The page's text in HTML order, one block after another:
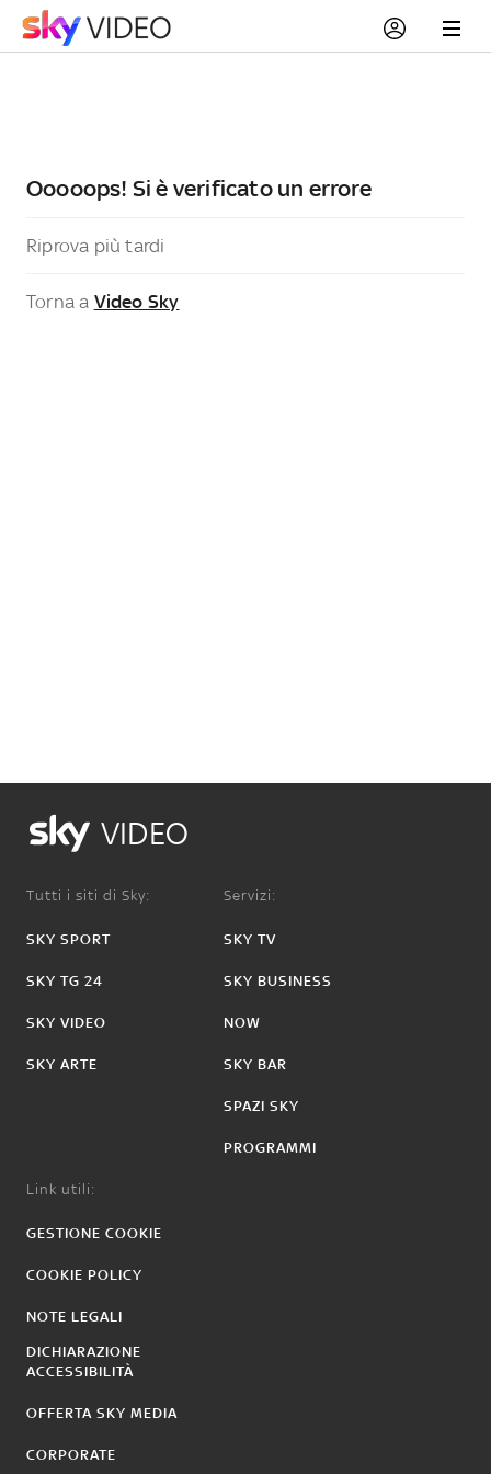
Ooooops! Si è verificato un errore
Riprova più tardi
Torna a Video Sky
VIDEO
Tutti i siti di Sky:
SKY SPORT
SKY TG 24
SKY VIDEO
SKY ARTE
Servizi:
SKY TV
SKY BUSINESS
NOW
SKY BAR
SPAZI SKY
PROGRAMMI
Link utili:
GESTIONE COOKIE
COOKIE POLICY
NOTE LEGALI
DICHIARAZIONE
ACCESSIBILITÀ
OFFERTA SKY MEDIA
CORPORATE